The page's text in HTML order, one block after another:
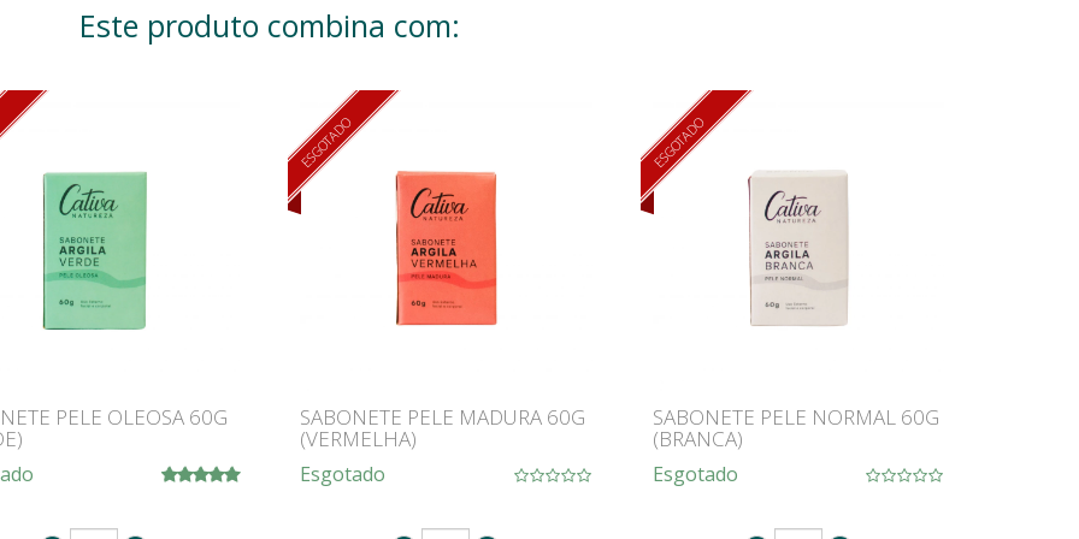
Este produto combina com:
PELE OLEOSA 60G
ESGOTADO
SABONETE PELE MADURA 60G
(VERMELHA)
Esgotado
ESGOTADO
SABONETE PELE NORMAL 60G
(BRANCA)
Esgotado